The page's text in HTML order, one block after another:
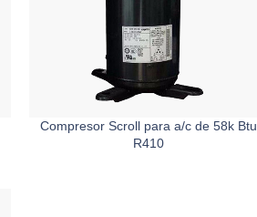
Compresor Scroll para a/c de 58k Btu
R410